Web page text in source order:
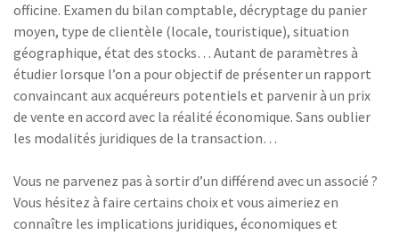
officine. Examen du bilan comptable, décryptage du panier
moyen, type de clientèle (locale, touristique), situation
géographique, état des stocks… Autant de paramètres à
étudier lorsque l’on a pour objectif de présenter un rapport
convaincant aux acquéreurs potentiels et parvenir à un prix
de vente en accord avec la réalité économique. Sans oublier
les modalités juridiques de la transaction…
Vous ne parvenez pas à sortir d’un différend avec un associé ?
Vous hésitez à faire certains choix et vous aimeriez en
connaître les implications juridiques, économiques et